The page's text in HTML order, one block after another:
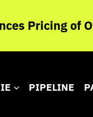
Pricing of
PIPELINE